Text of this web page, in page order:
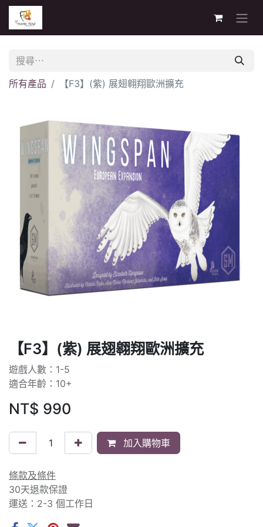
所有產品 【F3】(紫) 展翅翱翔歐洲擴充
【F3】(紫) 展翅翱翔歐洲擴充
遊戲人數：1-5
適合年齡：10+
NT$ 990
加入購物車
條款及條件
30天退款保證
運送：2-3 個工作日